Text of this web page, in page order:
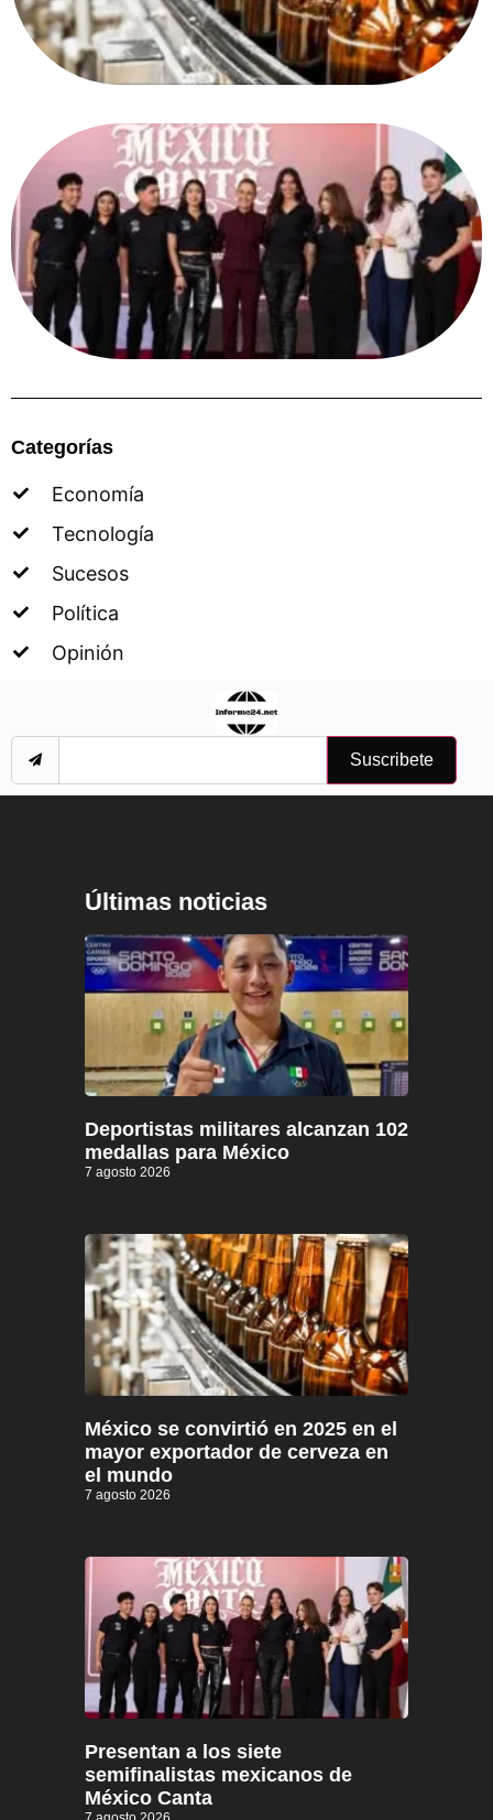
Categorías
Economía
Tecnología
Sucesos
Política
Opinión
Suscribete
Últimas noticias
Deportistas militares alcanzan 102
medallas para México
7 agosto 2026
México se convirtió en 2025 en el
mayor exportador de cerveza en
el mundo
7 agosto 2026
Presentan a los siete
semifinalistas mexicanos de
México Canta